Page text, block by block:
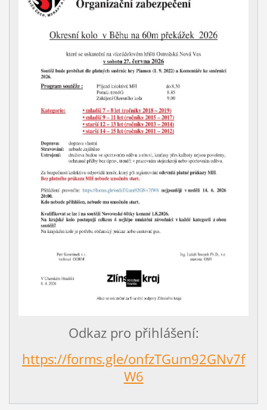
Odkaz pro přihlášení:
https://forms.gle/onfzTGum92GNv7f
W6